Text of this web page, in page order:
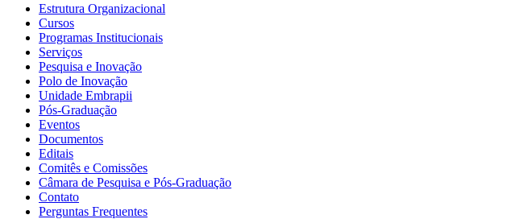
Estrutura Organizacional
Cursos
Programas Institucionais
Serviços
Pesquisa e Inovação
Polo de Inovação
Unidade Embrapii
Pós-Graduação
Eventos
Documentos
Editais
Comitês e Comissões
Câmara de Pesquisa e Pós-Graduação
Contato
Perguntas Frequentes